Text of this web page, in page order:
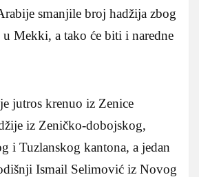
smanjile broj hadžija zbog
u Mekki, a tako će biti i naredne
jutros krenuo iz Zenice
iz Zeničko-dobojskog,
i Tuzlanskog kantona, a jedan
Ismail Selimović iz Novog